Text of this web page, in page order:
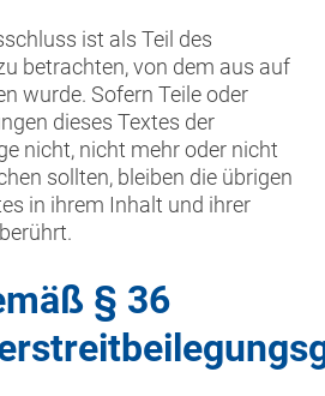
ist als Teil des
betrachten, von dem aus auf
wurde. Sofern Teile oder
dieses Textes der
nicht, nicht mehr oder nicht
sollten, bleiben die übrigen
in ihrem Inhalt und ihrer
§ 36